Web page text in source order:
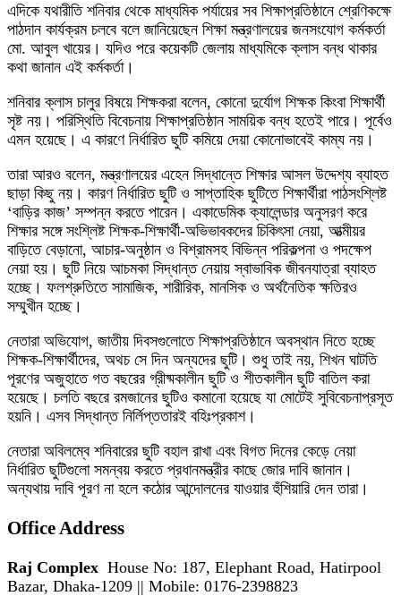
এদিকে যথারীতি শনিবার থেকে মাধ্যমিক পর্যায়ের সব শিক্ষাপ্রতিষ্ঠানে শ্রেণিকক্ষে
পাঠদান কার্যক্রম চলবে বলে জানিয়েছেন শিক্ষা মন্ত্রণালয়ের জনসংযোগ কর্মকর্তা
মো. আবুল খায়ের। যদিও পরে কয়েকটি জেলায় মাধ্যমিকে ক্লাস বন্ধ থাকার
কথা জানান এই কর্মকর্তা।
শনিবার ক্লাস চালুর বিষয়ে শিক্ষকরা বলেন, কোনো দুর্যোগ শিক্ষক কিংবা শিক্ষার্থী
সৃষ্ট নয়। পরিস্থিতি বিবেচনায় শিক্ষাপ্রতিষ্ঠান সাময়িক বন্ধ হতেই পারে। পূর্বেও
এমন হয়েছে। এ কারণে নির্ধারিত ছুটি কমিয়ে দেয়া কোনোভাবেই কাম্য নয়।
তারা আরও বলেন, মন্ত্রণালয়ের এহেন সিদ্ধান্তে শিক্ষার আসল উদ্দেশ্য ব্যাহত
ছাড়া কিছু নয়। কারণ নির্ধারিত ছুটি ও সাপ্তাহিক ছুটিতে শিক্ষার্থীরা পাঠসংশ্লিষ্ট
‘বাড়ির কাজ’ সম্পন্ন করতে পারেন। একাডেমিক ক্যালেন্ডার অনুসরণ করে
শিক্ষার সঙ্গে সংশ্লিষ্ট শিক্ষক-শিক্ষার্থী-অভিভাবকদের চিকিৎসা নেয়া, আত্মীয়র
বাড়িতে বেড়ানো, আচার-অনুষ্ঠান ও বিশ্রামসহ বিভিন্ন পরিকল্পনা ও পদক্ষেপ
নেয়া হয়। ছুটি নিয়ে আচমকা সিদ্ধান্ত নেয়ায় স্বাভাবিক জীবনযাত্রা ব্যাহত
হচ্ছে। ফলশ্রুতিতে সামাজিক, শারীরিক, মানসিক ও অর্থনৈতিক ক্ষতিরও
সম্মুখীন হচ্ছে।
নেতারা অভিযোগ, জাতীয় দিবসগুলোতে শিক্ষাপ্রতিষ্ঠানে অবস্থান নিতে হচ্ছে
শিক্ষক-শিক্ষার্থীদের, অথচ সে দিন অন্যদের ছুটি। শুধু তাই নয়, শিখন ঘাটতি
পূরণের অজুহাতে গত বছরের গ্রীষ্মকালীন ছুটি ও শীতকালীন ছুটি বাতিল করা
হয়েছে। চলতি বছরে রমজানের ছুটিও কমানো হয়েছে যা মোটেই সুবিবেচনাপ্রসূত
হয়নি। এসব সিদ্ধান্ত নির্লিপ্ততারই বহিঃপ্রকাশ।
নেতারা অবিলম্বে শনিবারের ছুটি বহাল রাখা এবং বিগত দিনের কেড়ে নেয়া
নির্ধারিত ছুটিগুলো সমন্বয় করতে প্রধানমন্ত্রীর কাছে জোর দাবি জানান।
অন্যথায় দাবি পূরণ না হলে কঠোর আন্দোলনের যাওয়ার হুঁশিয়ারি দেন তারা।
Office Address
Raj Complex House No: 187, Elephant Road, Hatirpool
Bazar, Dhaka-1209 || Mobile: 0176-2398823